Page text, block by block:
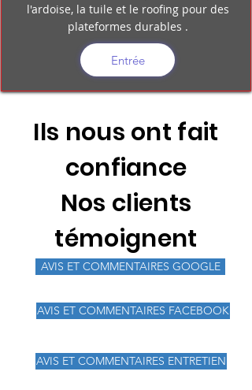
l'ardoise, la tuile et le roofing pour des
plateformes durables .
Entrée
Ils nous ont fait
confiance
Nos clients
témoignent
AVIS ET COMMENTAIRES GOOGLE
AVIS ET COMMENTAIRES FACEBOOK
AVIS ET COMMENTAIRES ENTRETIEN